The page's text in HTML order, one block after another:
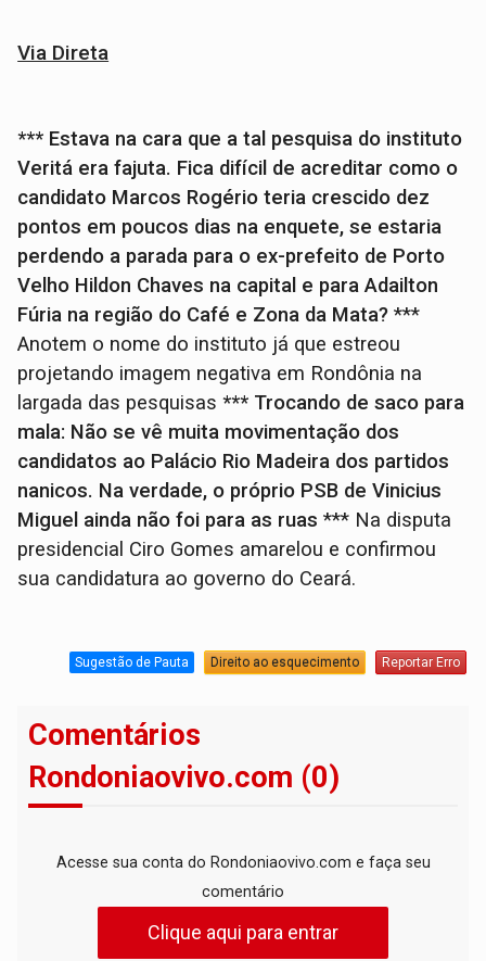
Via Direta
*** Estava na cara que a tal pesquisa do instituto
Veritá era fajuta. Fica difícil de acreditar como o
candidato Marcos Rogério teria crescido dez
pontos em poucos dias na enquete, se estaria
perdendo a parada para o ex-prefeito de Porto
Velho Hildon Chaves na capital e para Adailton
Fúria na região do Café e Zona da Mata?***
Anotem o nome do instituto já que estreou
projetando imagem negativa em Rondônia na
largada das pesquisas*** Trocando de saco para
mala: Não se vê muita movimentação dos
candidatos ao Palácio Rio Madeira dos partidos
nanicos. Na verdade, o próprio PSB de Vinicius
Miguel ainda não foi para as ruas*** Na disputa
presidencial Ciro Gomes amarelou e confirmou
sua candidatura ao governo do Ceará.
Sugestão de Pauta Direito ao esquecimento Reportar Erro
Comentários
Rondoniaovivo.com (0)
Acesse sua conta do Rondoniaovivo.com e faça seu
comentário
Clique aqui para entrar